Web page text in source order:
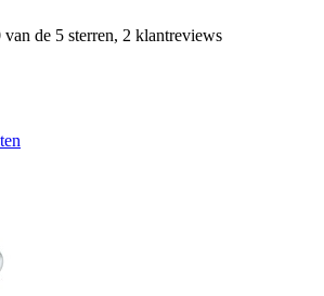
de 5 sterren, 2 klantreviews